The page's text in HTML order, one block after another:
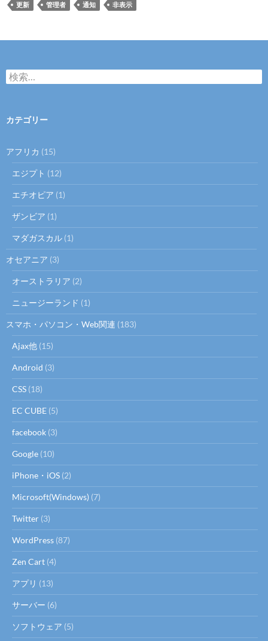
更新
管理者 通知 非表示
検
索
カテゴリー
アフリカ (15)
エジプト (12)
エチオピア (1)
ザンビア (1)
マダガスカル (1)
オセアニア (3)
オーストラリア (2)
ニュージーランド (1)
スマホ・パソコン・Web関連 (183)
Ajax他 (15)
Android (3)
CSS (18)
EC CUBE (5)
facebook (3)
Google (10)
iPhone・iOS (2)
Microsoft(Windows) (7)
Twitter (3)
WordPress (87)
Zen Cart (4)
アプリ (13)
サーバー (6)
ソフトウェア (5)